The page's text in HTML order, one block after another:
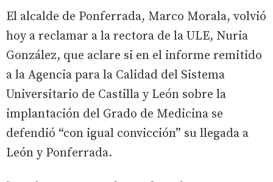
El alcalde de Ponferrada, Marco Morala, volvió
hoy a reclamar a la rectora de la ULE, Nuria
González, que aclare si en el informe remitido
a la Agencia para la Calidad del Sistema
Universitario de Castilla y León sobre la
implantación del Grado de Medicina se
defendió “con igual convicción” su llegada a
León y Ponferrada.